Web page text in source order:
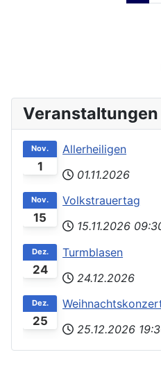
Veranstaltungen
1
Nov.
Allerheiligen
01.11.2026
15
Nov.
Volkstrauertag
15.11.2026
24
Dez.
Turmblasen
24.12.2026
25
Dez.
25.12.2026